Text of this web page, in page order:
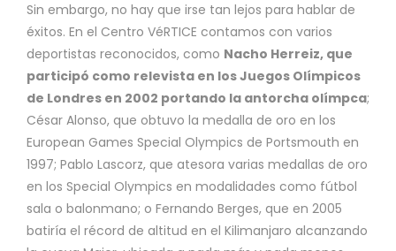
Sin embargo, no hay que irse tan lejos para hablar de
éxitos. En el Centro VéRTICE contamos con varios
deportistas reconocidos, como Nacho Herreiz, que
participó como relevista en los Juegos Olímpicos
de Londres en 2002 portando la antorcha olímpca;
César Alonso, que obtuvo la medalla de oro en los
European Games Special Olympics de Portsmouth en
1997; Pablo Lascorz, que atesora varias medallas de oro
en los Special Olympics en modalidades como fútbol
sala o balonmano; o Fernando Berges, que en 2005
batiría el récord de altitud en el Kilimanjaro alcanzando